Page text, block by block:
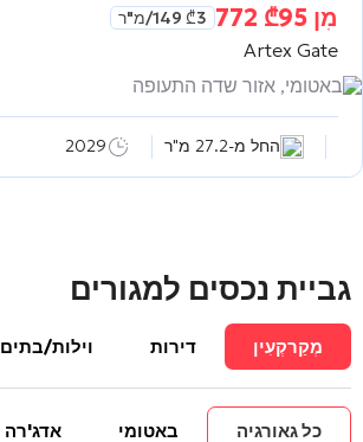
מִן ₾95 772
₾3 149 /מ"ר
Artex Gate
באטומי, אזור שדה התעופה
החל מ-27.2 מ"ר 2029
גביית נכסים למגורים
מְקַרקְעִין דירות וילות/בתים
כל גאורגיה באטומי אדג'רה